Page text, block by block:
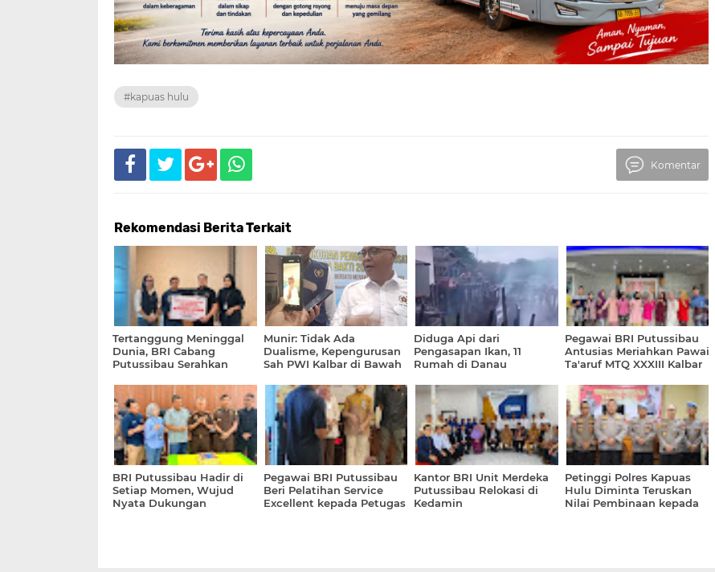
#kapuas hulu
Komentar
Rekomendasi Berita Terkait
Tertanggung Meninggal
Dunia, BRI Cabang
Putussibau Serahkan
Rp106 Juta
Munir: Tidak Ada
Dualisme, Kepengurusan
Sah PWI Kalbar di Bawah
Diduga Api dari
Pengasapan Ikan, 11
Rumah di Danau
Terbakar
Pegawai BRI Putussibau
Antusias Meriahkan Pawai
Ta'aruf MTQ XXXIII Kalbar
BRI Putussibau Hadir di
Setiap Momen, Wujud
Nyata Dukungan
Pegawai BRI Putussibau
Beri Pelatihan Service
Excellent kepada Petugas
Kantor BRI Unit Merdeka
Putussibau Relokasi di
Kedamin
Petinggi Polres Kapuas
Hulu Diminta Teruskan
Nilai Pembinaan kepada